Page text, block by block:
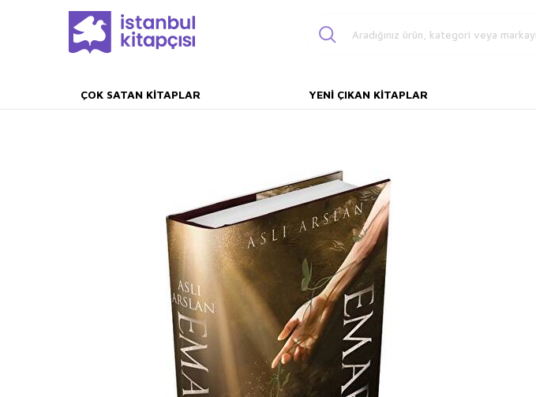
ÇOK SATAN KITAPLAR YENI ÇIKAN KITAPLAR